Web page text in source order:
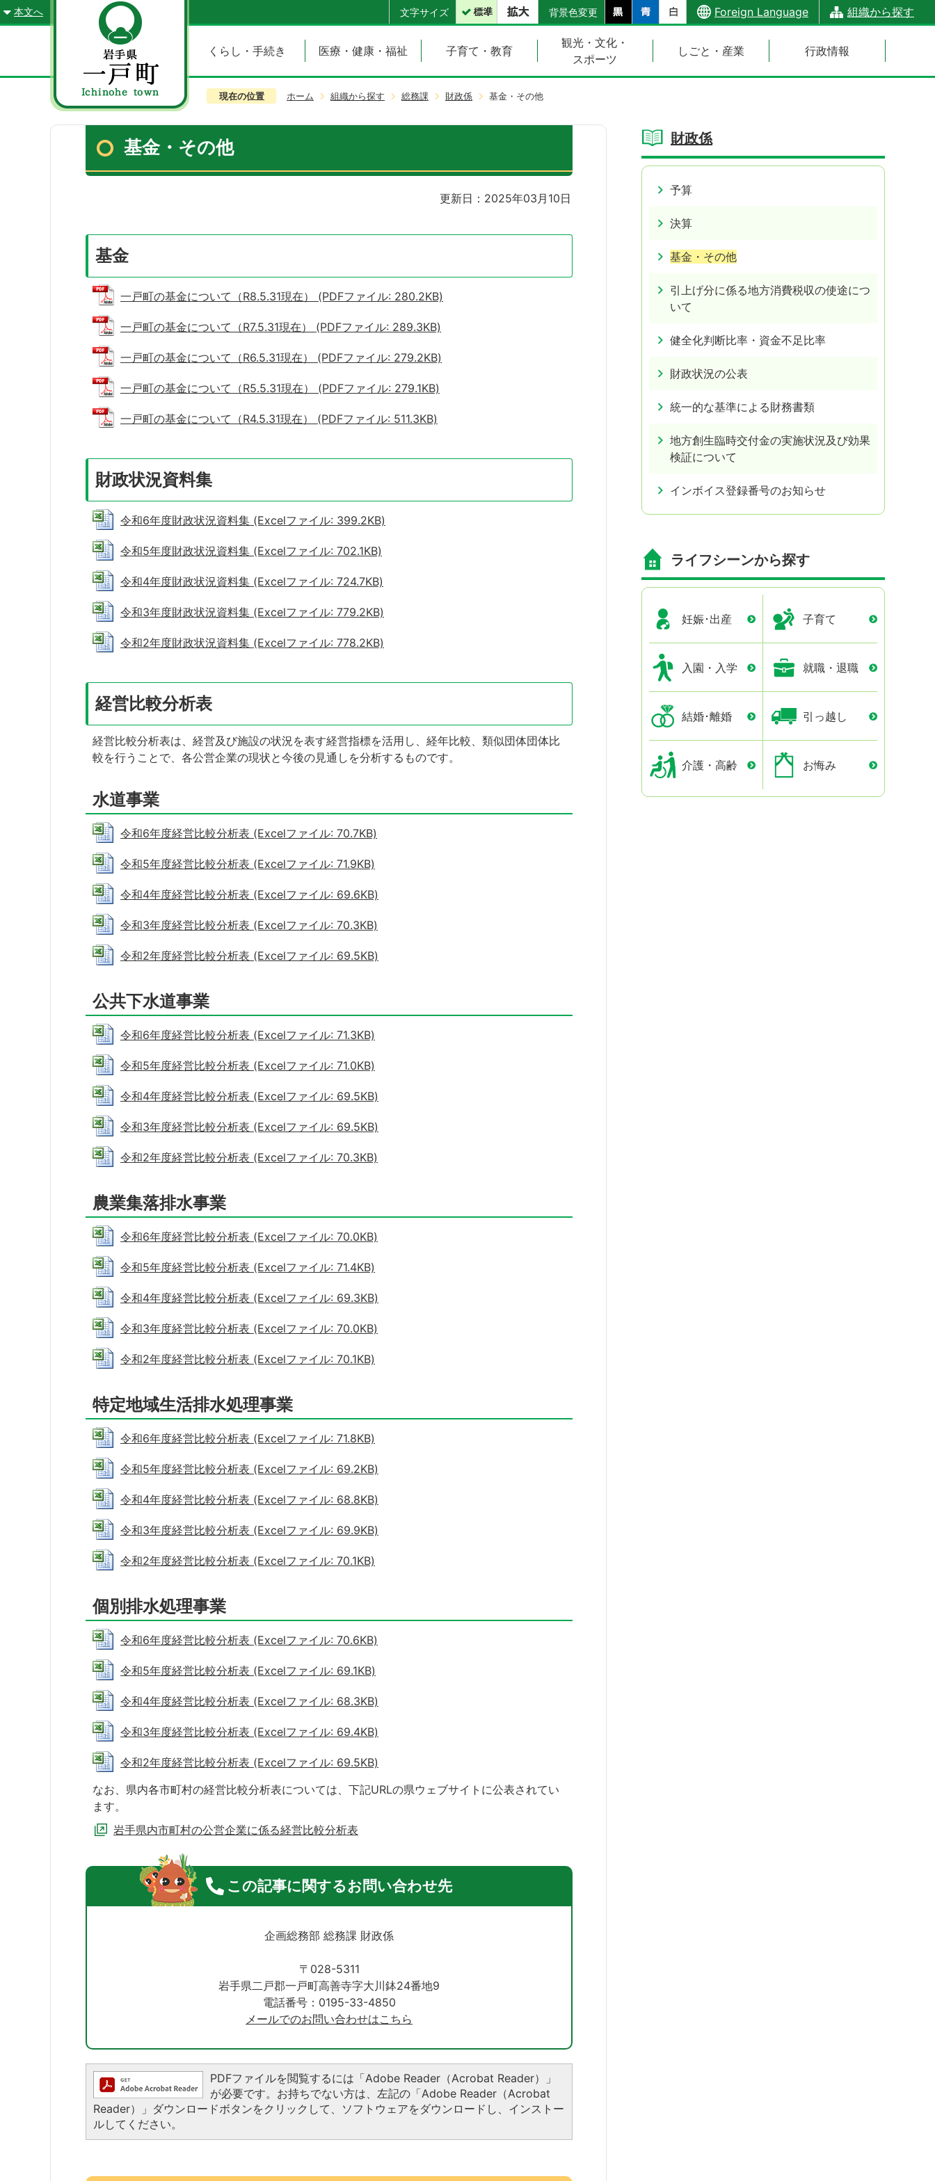
本文へ 文字サイズ 背景色変更 Foreign Language 組織から探す
くらし・手続き 医療・健康・福祉 子育て・教育
観光・文化・
スポーツ
しごと・産業 行政情報
現在の位置 ホーム 組織から探す 総務課 財政係 基金・その他
基金・その他
更新日：2025年03月10日
基金
一戸町の基金について（R8.5.31現在） (PDFファイル: 280.2KB)
一戸町の基金について（R7.5.31現在） (PDFファイル: 289.3KB)
一戸町の基金について（R6.5.31現在） (PDFファイル: 279.2KB)
一戸町の基金について（R5.5.31現在） (PDFファイル: 279.1KB)
一戸町の基金について（R4.5.31現在） (PDFファイル: 511.3KB)
財政状況資料集
令和6年度財政状況資料集 (Excelファイル: 399.2KB)
令和5年度財政状況資料集 (Excelファイル: 702.1KB)
令和4年度財政状況資料集 (Excelファイル: 724.7KB)
令和3年度財政状況資料集 (Excelファイル: 779.2KB)
令和2年度財政状況資料集 (Excelファイル: 778.2KB)
経営比較分析表
経営比較分析表は、経営及び施設の状況を表す経営指標を活用し、経年比較、類似団体団体比
較を行うことで、各公営企業の現状と今後の見通しを分析するものです。
水道事業
令和6年度経営比較分析表 (Excelファイル: 70.7KB)
令和5年度経営比較分析表 (Excelファイル: 71.9KB)
令和4年度経営比較分析表 (Excelファイル: 69.6KB)
令和3年度経営比較分析表 (Excelファイル: 70.3KB)
令和2年度経営比較分析表 (Excelファイル: 69.5KB)
公共下水道事業
令和6年度経営比較分析表 (Excelファイル: 71.3KB)
令和5年度経営比較分析表 (Excelファイル: 71.0KB)
令和4年度経営比較分析表 (Excelファイル: 69.5KB)
令和3年度経営比較分析表 (Excelファイル: 69.5KB)
令和2年度経営比較分析表 (Excelファイル: 70.3KB)
農業集落排水事業
令和6年度経営比較分析表 (Excelファイル: 70.0KB)
令和5年度経営比較分析表 (Excelファイル: 71.4KB)
令和4年度経営比較分析表 (Excelファイル: 69.3KB)
令和3年度経営比較分析表 (Excelファイル: 70.0KB)
令和2年度経営比較分析表 (Excelファイル: 70.1KB)
特定地域生活排水処理事業
令和6年度経営比較分析表 (Excelファイル: 71.8KB)
令和5年度経営比較分析表 (Excelファイル: 69.2KB)
令和4年度経営比較分析表 (Excelファイル: 68.8KB)
令和3年度経営比較分析表 (Excelファイル: 69.9KB)
令和2年度経営比較分析表 (Excelファイル: 70.1KB)
個別排水処理事業
令和6年度経営比較分析表 (Excelファイル: 70.6KB)
令和5年度経営比較分析表 (Excelファイル: 69.1KB)
令和4年度経営比較分析表 (Excelファイル: 68.3KB)
令和3年度経営比較分析表 (Excelファイル: 69.4KB)
令和2年度経営比較分析表 (Excelファイル: 69.5KB)
なお、県内各市町村の経営比較分析表については、下記URLの県ウェブサイトに公表されてい
ます。
岩手県内市町村の公営企業に係る経営比較分析表
この記事に関するお問い合わせ先
企画総務部 総務課 財政係
〒028-5311
岩手県二戸郡一戸町高善寺字大川鉢24番地9
電話番号：0195-33-4850
メールでのお問い合わせはこちら
PDFファイルを閲覧するには「Adobe Reader（Acrobat Reader）」
が必要です。お持ちでない方は、左記の「Adobe Reader（Acrobat
Reader）」ダウンロードボタンをクリックして、ソフトウェアをダウンロードし、インストー
ルしてください。
財政係
予算
決算
基金・その他
引上げ分に係る地方消費税収の使途につ
いて
健全化判断比率・資金不足比率
財政状況の公表
統一的な基準による財務書類
地方創生臨時交付金の実施状況及び効果
検証について
インボイス登録番号のお知らせ
ライフシーンから探す
妊娠･出産 子育て
入園・入学 就職・退職
結婚･離婚 引っ越し
介護・高齢 お悔み